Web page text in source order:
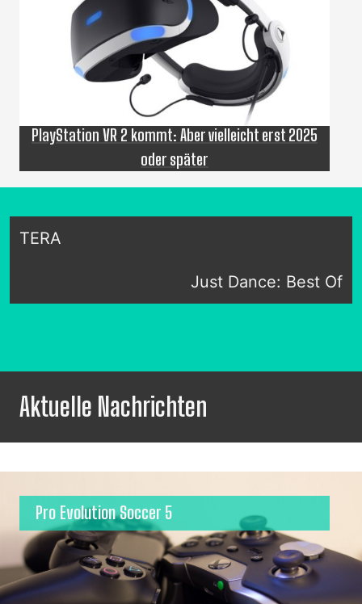
PlayStation VR 2 kommt: Aber vielleicht erst 2025
oder später
TERA
Just Dance: Best Of
Aktuelle Nachrichten
Pro Evolution Soccer 5